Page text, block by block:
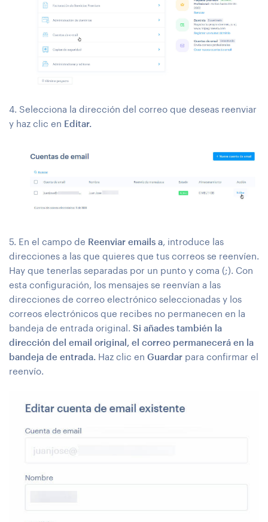
4. Selecciona la dirección del correo que deseas reenviar
y haz clic en Editar.
5. En el campo de Reenviar emails a, introduce las
direcciones a las que quieres que tus correos se reenvíen.
Hay que tenerlas separadas por un punto y coma (;). Con
esta configuración, los mensajes se reenvían a las
direcciones de correo electrónico seleccionadas y los
correos electrónicos que recibes no permanecen en la
bandeja de entrada original. Si añades también la
dirección del email original, el correo permanecerá en la
bandeja de entrada. Haz clic en Guardar para confirmar el
reenvío.